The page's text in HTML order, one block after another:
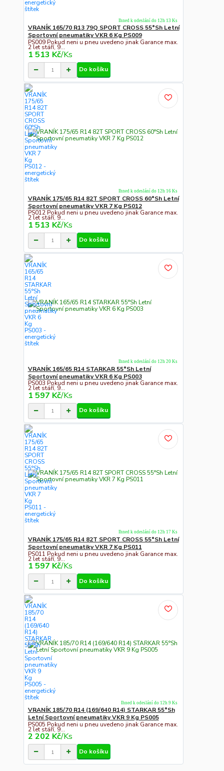
VRANÍK 165/70 R13 79Q SPORT CROSS 55°Sh Letní
Sportovní pneumatiky VKR 6 Kg PS009
PS009 Pokud neni u pneu uvedeno jinak Garance max.
2 let stáří, 9...
1 513 Kč/Ks
Ihned k odeslání do 12h 13 Ks
Do košíku
VRANÍK 175/65 R14 82T SPORT CROSS 60°Sh Letní
Sportovní pneumatiky VKR 7 Kg PS012
PS012 Pokud neni u pneu uvedeno jinak Garance max.
2 let stáří, 9...
1 513 Kč/Ks
Ihned k odeslání do 12h 16 Ks
Do košíku
VRANÍK 165/65 R14 STARKAR 55°Sh Letní
Sportovní pneumatiky VKR 6 Kg PS003
PS003 Pokud neni u pneu uvedeno jinak Garance max.
2 let stáří, 9...
1 597 Kč/Ks
Ihned k odeslání do 12h 20 Ks
Do košíku
VRANÍK 175/65 R14 82T SPORT CROSS 55°Sh Letní
Sportovní pneumatiky VKR 7 Kg PS011
PS011 Pokud neni u pneu uvedeno jinak Garance max.
2 let stáří, 9...
1 597 Kč/Ks
Ihned k odeslání do 12h 17 Ks
Do košíku
VRANÍK 185/70 R14 (169/640 R14) STARKAR 55°Sh
Letní Sportovní pneumatiky VKR 9 Kg PS005
PS005 Pokud neni u pneu uvedeno jinak Garance max.
2 let stáří, 9...
2 202 Kč/Ks
Ihned k odeslání do 12h 9 Ks
Do košíku